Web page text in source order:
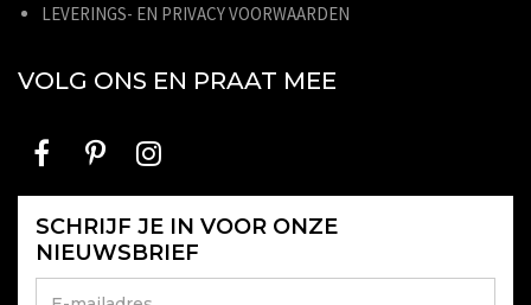
LEVERINGS- EN PRIVACY VOORWAARDEN
VOLG ONS EN PRAAT MEE
SCHRIJF JE IN VOOR ONZE
NIEUWSBRIEF